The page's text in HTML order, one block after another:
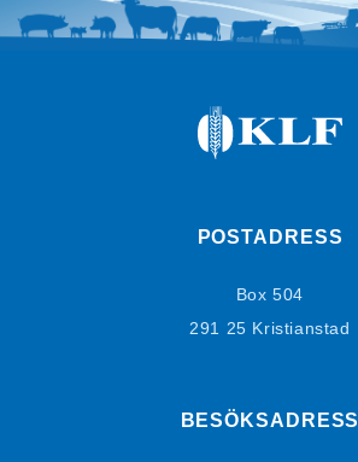
POSTADRESS
Box 504
291 25 Kristianstad
BESÖKSADRESS